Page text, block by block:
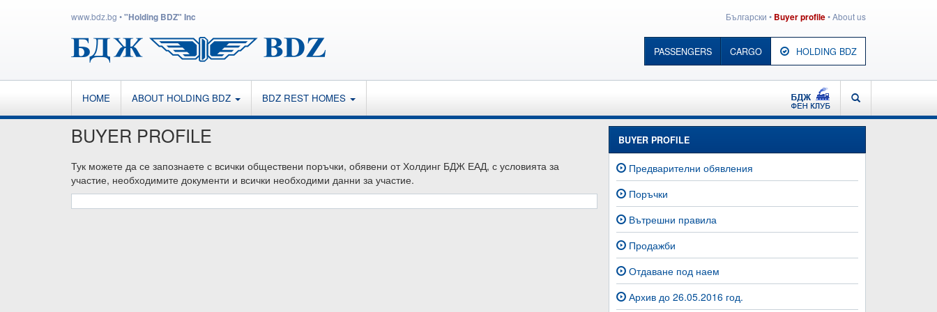
www.bdz.bg •"Holding BDZ" Inc Български • Buyer profile•About us
PASSENGERS CARGO HOLDING BDZ
HOME ABOUT HOLDING BDZ BDZ REST HOMES SEARCH
BUYER PROFILE
Тук можете да се запознаете с всички обществени поръчки, обявени от Холдинг БДЖ ЕАД, с условията за
участие, необходимите документи и всички необходими данни за участие.
BUYER PROFILE
Предварителни обявления
Поръчки
Вътрешни правила
Продажби
Отдаване под наем
Архив до 26.05.2016 год.